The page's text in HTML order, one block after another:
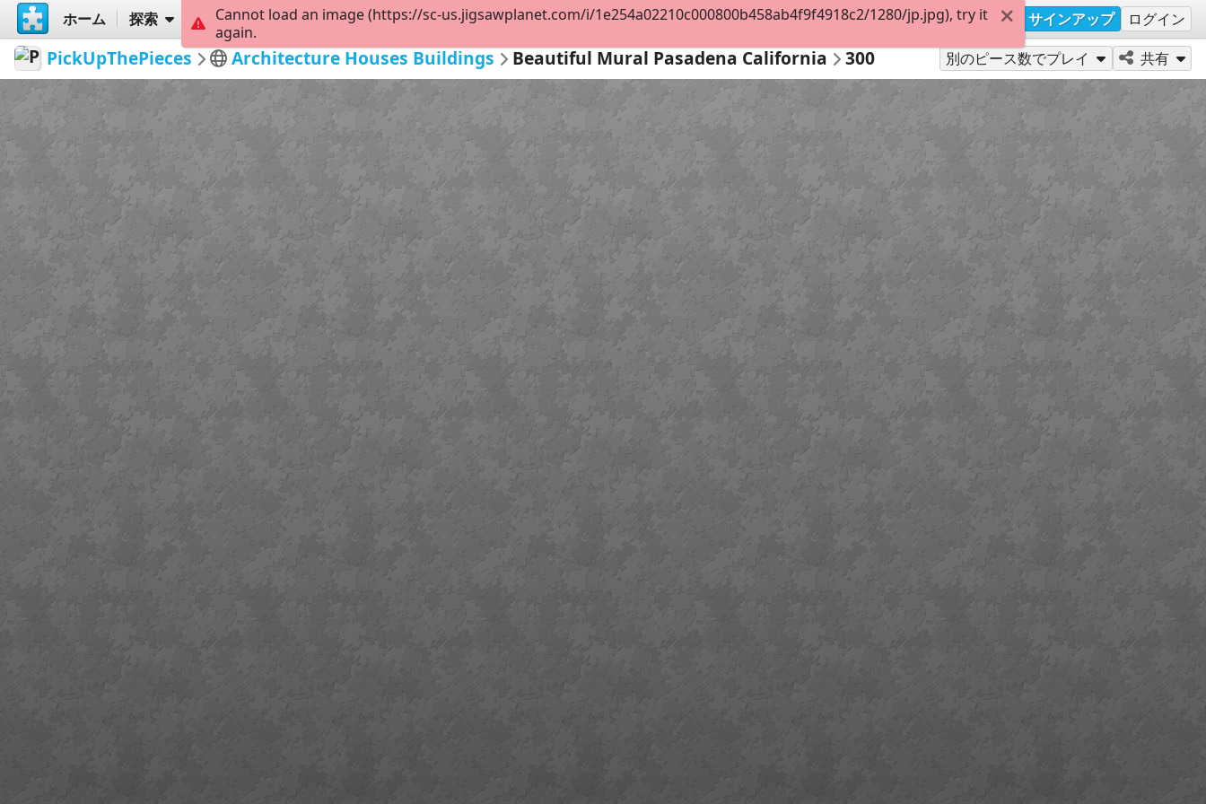
ホーム 探索 作成 サインアップ ログイン
PickUpThePieces Architecture Houses Buildings Beautiful Mural Pasadena California 300 別のピース数でプレイ 共有
Cannot load an image (https://sc-us.jigsawplanet.com/i/1e254a02210c000800b458ab4f9f4918c2/1280/jp.jpg), try it
again.